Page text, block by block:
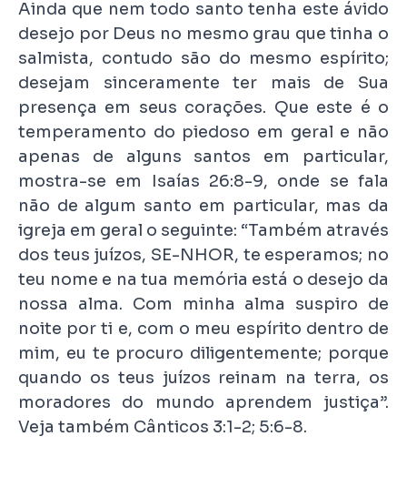
Ainda que nem todo santo tenha este ávido
desejo por Deus no mesmo grau que tinha o
salmista, contudo são do mesmo espírito;
desejam sinceramente ter mais de Sua
presença em seus corações. Que este é o
temperamento do piedoso em geral e não
apenas de alguns santos em particular,
mostra-se em Isaías 26:8-9, onde se fala
não de algum santo em particular, mas da
igreja em geral o seguinte: “Também através
dos teus juízos, SE-NHOR, te esperamos; no
teu nome e na tua memória está o desejo da
nossa alma. Com minha alma suspiro de
noite por ti e, com o meu espírito dentro de
mim, eu te procuro diligentemente; porque
quando os teus juízos reinam na terra, os
moradores do mundo aprendem justiça”.
Veja também Cânticos 3:1-2; 5:6-8.